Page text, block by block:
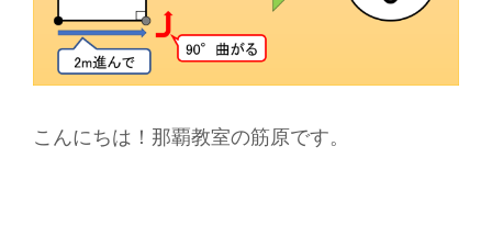
こんにちは！那覇教室の筋原です。